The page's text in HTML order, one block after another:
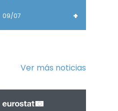
09/07 +
Ver más noticias